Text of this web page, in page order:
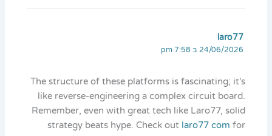
laro77
24/06/2026 ב 7:58 pm
The structure of these platforms is fascinating; it's
like reverse-engineering a complex circuit board.
Remember, even with great tech like Laro77, solid
strategy beats hype. Check out laro77 com for